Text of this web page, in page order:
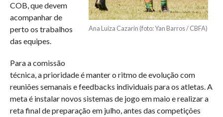
Ana Luiza Cazarin (foto: Yan Barros / CBFA)
COB, que devem
acompanhar de
perto os trabalhos
das equipes.
Para a comissão
técnica, a prioridade é manter o ritmo de evolução com
reuniões semanais e feedbacks individuais para os atletas. A
meta é instalar novos sistemas de jogo em maio e realizar a
reta final de preparação em julho, antes das competições